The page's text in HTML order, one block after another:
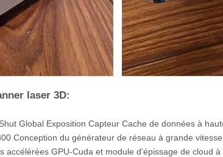
laser 3D:
Global Exposition Capteur Cache de données à
Conception du générateur de réseau à grande
accélérées GPU-Cuda et module d'épissage de cloud